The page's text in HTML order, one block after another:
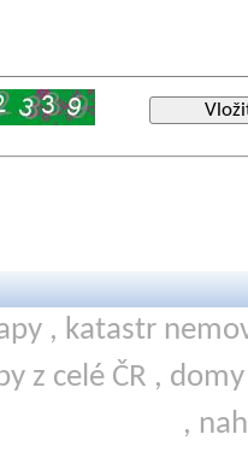
, katastr
z celé ČR ,
,